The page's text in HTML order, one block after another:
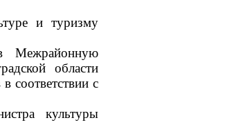
и туризму
Межрайонную
области
соответствии с
культуры